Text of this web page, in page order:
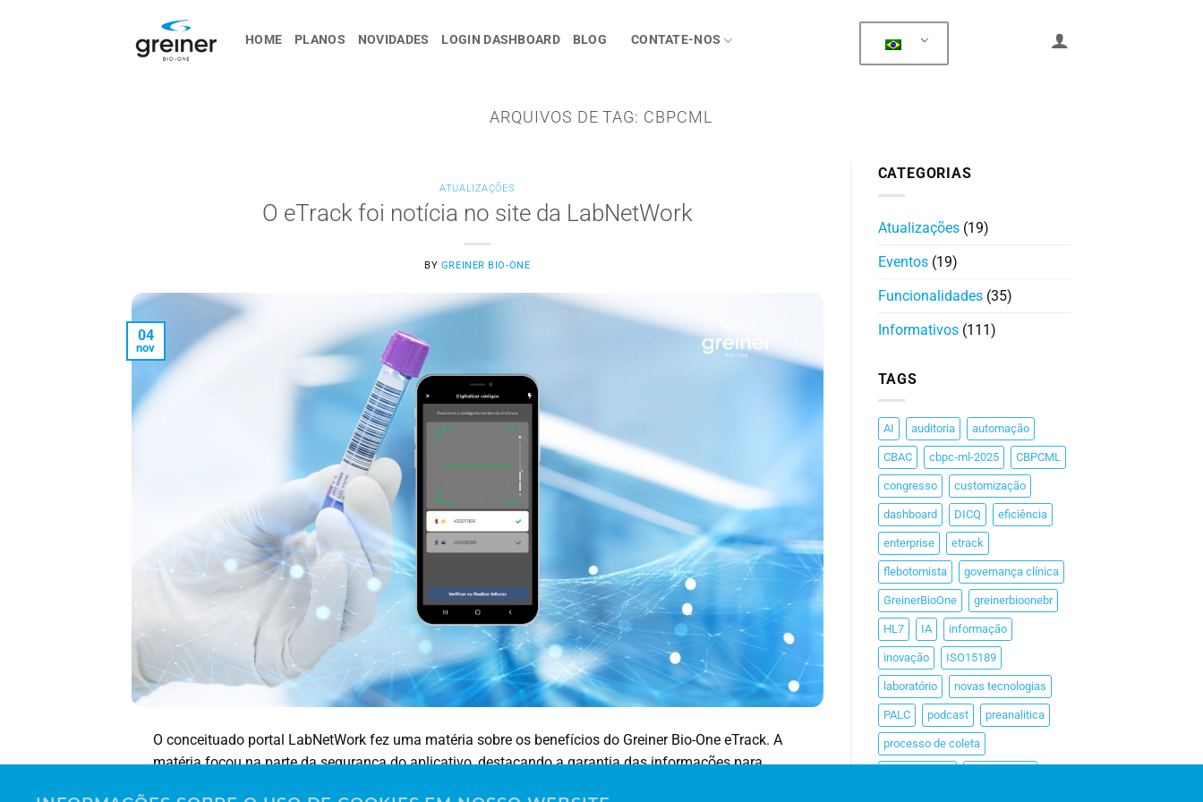
HOME PLANOS NOVIDADES LOGIN DASHBOARD BLOG CONTATE-NOS
ARQUIVOS DE TAG: CBPCML
ATUALIZAÇÕES
O eTrack foi notícia no site da LabNetWork
BY GREINER BIO-ONE
04
nov
O conceituado portal LabNetWork fez uma matéria sobre os benefícios do Greiner Bio-One eTrack. A
matéria focou na parte da segurança do aplicativo, destacando a garantia das informações para
CATEGORIAS
Atualizações(19)
Eventos(19)
Funcionalidades(35)
Informativos(111)
TAGS
AI auditoria automação
CBAC cbpc-ml-2025 CBPCML
congresso customização
dashboard DICQ eficiência
enterprise etrack
flebotomista governança clínica
GreinerBioOne greinerbioonebr
HL7 IA informação
inovação ISO15189
laboratório novas tecnologias
PALC podcast preanalitica
processo de coleta